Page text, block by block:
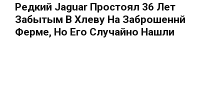
Редкий Jaguar Простоял 36 Лет
Забытым В Хлеву На Заброшеннй
Ферме, Но Его Случайно Нашли